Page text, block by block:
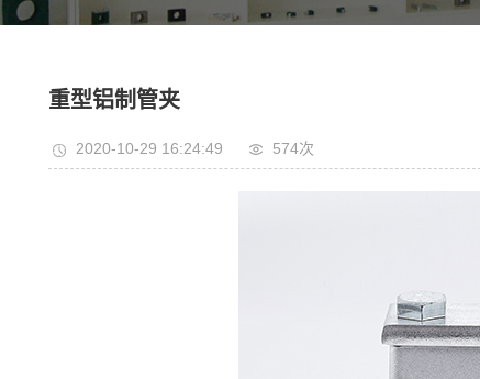
重型铝制管夹
2020-10-29 16:24:49 574次